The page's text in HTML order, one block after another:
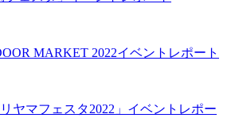
MARKET 2022イベントレポート
ヤマフェスタ2022」イベントレポー